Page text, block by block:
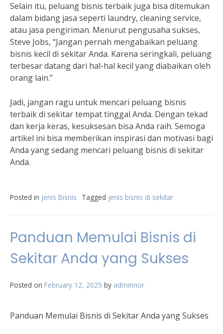
Selain itu, peluang bisnis terbaik juga bisa ditemukan
dalam bidang jasa seperti laundry, cleaning service,
atau jasa pengiriman. Menurut pengusaha sukses,
Steve Jobs, “Jangan pernah mengabaikan peluang
bisnis kecil di sekitar Anda. Karena seringkali, peluang
terbesar datang dari hal-hal kecil yang diabaikan oleh
orang lain.”
Jadi, jangan ragu untuk mencari peluang bisnis
terbaik di sekitar tempat tinggal Anda. Dengan tekad
dan kerja keras, kesuksesan bisa Anda raih. Semoga
artikel ini bisa memberikan inspirasi dan motivasi bagi
Anda yang sedang mencari peluang bisnis di sekitar
Anda.
Posted in Jenis Bisnis Tagged jenis bisnis di sekitar
Panduan Memulai Bisnis di
Sekitar Anda yang Sukses
Posted on February 12, 2025 by adminnor
Panduan Memulai Bisnis di Sekitar Anda yang Sukses